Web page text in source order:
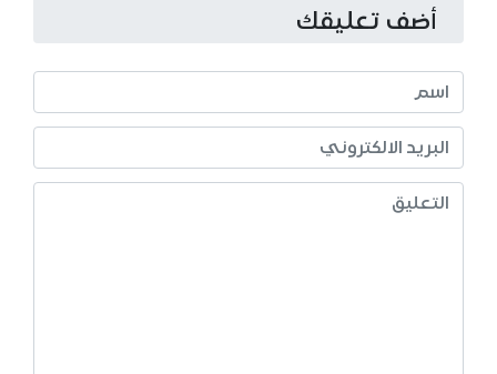
أضف تعليقك